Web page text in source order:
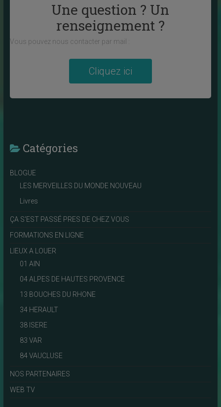
Une question ? Un
renseignement ?
Vous pouvez nous contacter par mail :
Cliquez ici
Catégories
BLOGUE
LES MERVEILLES DU MONDE NOUVEAU
Livres
ÇA S'EST PASSÉ PRES DE CHEZ VOUS
FORMATIONS EN LIGNE
LIEUX A LOUER
01 AIN
04 ALPES DE HAUTES PROVENCE
13 BOUCHES DU RHONE
34 HERAULT
38 ISERE
83 VAR
84 VAUCLUSE
NOS PARTENAIRES
WEB TV